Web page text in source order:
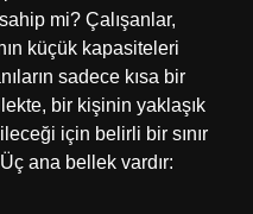
mi? Çalışanlar,
küçük kapasiteleri
sadece kısa bir
bir kişinin yaklaşık
için belirli bir sınır
ana bellek vardır: